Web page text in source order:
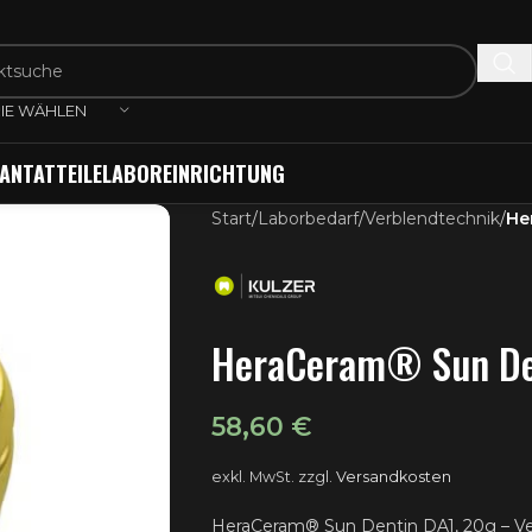
WÄHLEN
LABOREINRICHTUNG
Start/Laborbedarf/Verblendtechnik/
HeraCeram® Sun
58,60 €
exkl. MwSt. zzgl. Versandkosten
HeraCeram® Sun Dentin DA1, 20g –